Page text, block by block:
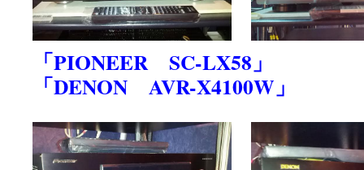
「PIONEER SC-LX58」
「DENON AVR-X4100W」